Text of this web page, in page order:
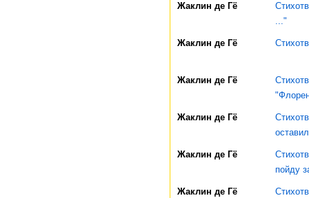
Жаклин де Гё
..."
Жаклин де Гё
Жаклин де Гё
Жаклин де Гё
Жаклин де Гё
пойду
Жаклин де Гё